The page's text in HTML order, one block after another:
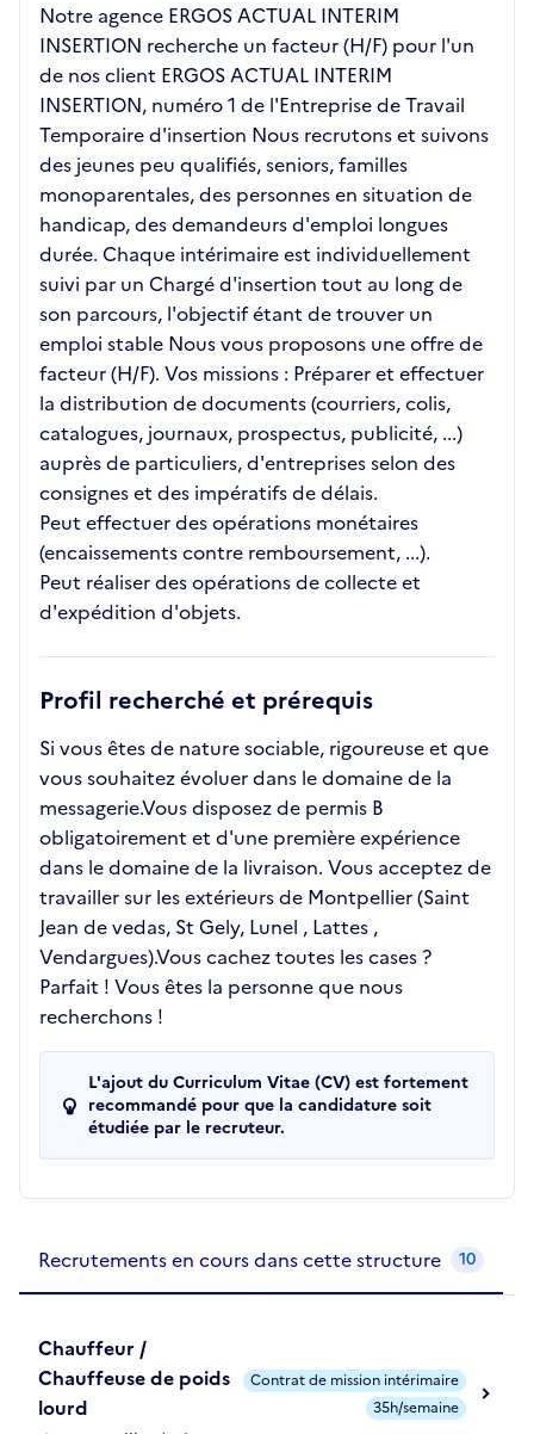
Notre agence ERGOS ACTUAL INTERIM
INSERTION recherche un facteur (H/F) pour l'un
de nos client ERGOS ACTUAL INTERIM
INSERTION, numéro 1 de l'Entreprise de Travail
Temporaire d'insertion Nous recrutons et suivons
des jeunes peu qualifiés, seniors, familles
monoparentales, des personnes en situation de
handicap, des demandeurs d'emploi longues
durée. Chaque intérimaire est individuellement
suivi par un Chargé d'insertion tout au long de
son parcours, l'objectif étant de trouver un
emploi stable Nous vous proposons une offre de
facteur (H/F). Vos missions : Préparer et effectuer
la distribution de documents (courriers, colis,
catalogues, journaux, prospectus, publicité, ...)
auprès de particuliers, d'entreprises selon des
consignes et des impératifs de délais.
Peut effectuer des opérations monétaires
(encaissements contre remboursement, ...).
Peut réaliser des opérations de collecte et
d'expédition d'objets.
Profil recherché et prérequis
Si vous êtes de nature sociable, rigoureuse et que
vous souhaitez évoluer dans le domaine de la
messagerie.Vous disposez de permis B
obligatoirement et d'une première expérience
dans le domaine de la livraison. Vous acceptez de
travailler sur les extérieurs de Montpellier (Saint
Jean de vedas, St Gely, Lunel , Lattes ,
Vendargues).Vous cachez toutes les cases ?
Parfait ! Vous êtes la personne que nous
recherchons !
L'ajout du Curriculum Vitae (CV) est fortement
recommandé pour que la candidature soit
étudiée par le recruteur.
Recrutements en cours dans cette structure 10
Chauffeur /
Chauffeuse de poids
lourd
Contrat de mission intérimaire
35h/semaine